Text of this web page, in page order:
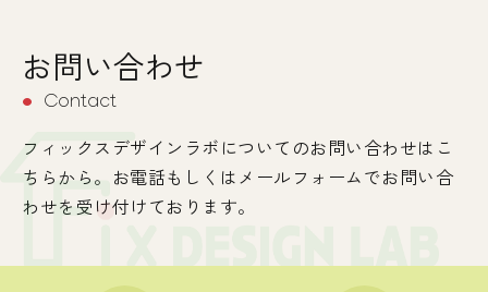
お問い合わせ
circle Contact
フィックスデザインラボについてのお問い合わせはこ
ちらから。お電話もしくはメールフォームでお問い合
わせを受け付けております。